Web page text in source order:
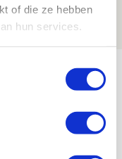
of die ze hebben
hun services.
meiden